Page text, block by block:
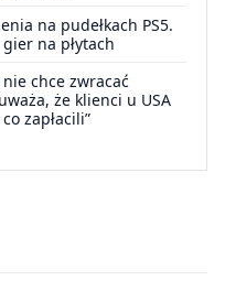
na pudełkach PS5.
na płytach
chce zwracać
że klienci u USA
zapłacili”